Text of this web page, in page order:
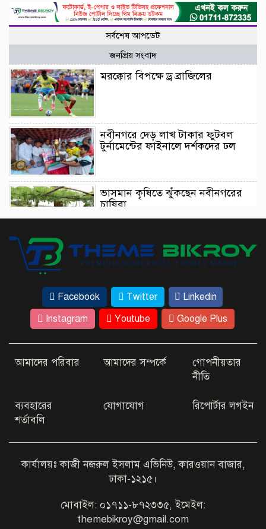
সর্বশেষ আপডেট
জনপ্রিয় সংবাদ
মরক্কোর বিপক্ষে ড্র ব্রাজিলের
নবীনগরে দেড় লাখ টাকার ফুটবল
টুর্নামেন্টের ফাইনালে দর্শকদের ঢল
ভাসমান কৃষিতে ঝুঁকছেন নবীনগরের
চাষিরা
আইনমন্ত্রীর ট্রাইব্যুনাল পরিদর্শন এসে যা
বললেন
ঢাকার কাছেই রহস্যময় ‘ধাঁধার চর’
কম খরচে ভিসা দিচ্ছে যেসব দেশ
খুললেন অভিনেত্রী জেবিন
এবার ইউটিউবে যা দেখাবেন জয়া
Facebook Twitter
Linkedin
Instagram
Youtube Google Plus
আমাদের পরিবার আমাদের সম্পর্কে
গোপনীয়তার
নীতি
ব্যবহারের
শর্তাবলি
যোগাযোগ রিপোর্টার লগইন
কার্যালয়ঃ কাজী নজরুল ইসলাম এভিনিউ, কারওয়ান বাজার,
ঢাকা-১২১৫।
মোবাইল: ০১৭১১-৮৭২৩৩৫, ইমেইল:
themebikroy@gmail.com